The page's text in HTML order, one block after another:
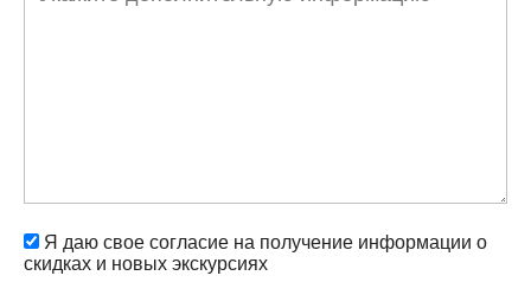
Я даю свое согласие на получение информации о
скидках и новых экскурсиях